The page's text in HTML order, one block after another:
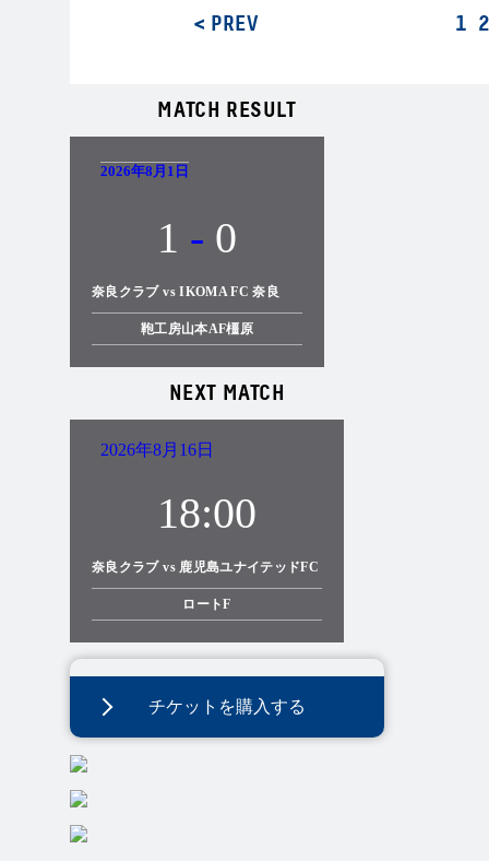
< PREV 1 2
MATCH RESULT
2026年8月1日
1 - 0
鞄工房山本AF橿原
奈良クラブ vs IKOMA FC 奈良
NEXT MATCH
2026年8月16日
18:00
ロートF
奈良クラブ vs 鹿児島ユナイテッドFC
チケットを購入する